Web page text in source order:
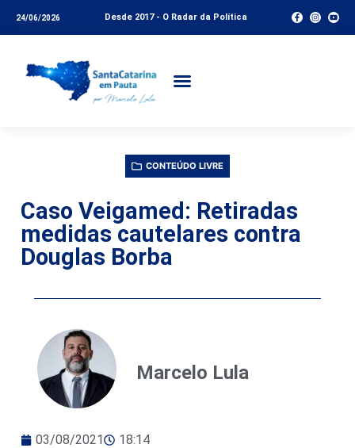
24/06/2026 Desde 2017 - O Radar da Política
CONTEÚDO LIVRE
Caso Veigamed: Retiradas
medidas cautelares contra
Douglas Borba
Marcelo Lula
03/08/2021 18:14